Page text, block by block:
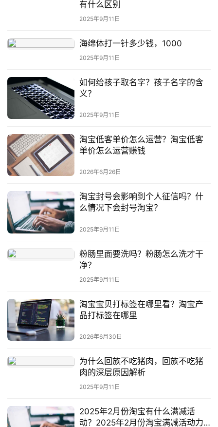
有什么区别
2025年9月11日
海绵体打一针多少钱，1000
2025年9月11日
如何给孩子取名字？孩子名字的含
义？
2025年9月11日
淘宝低客单价怎么运营？淘宝低客
单价怎么运营赚钱
2026年6月26日
淘宝封号会影响到个人征信吗？什
么情况下会封号淘宝？
2025年9月11日
粉肠里面要洗吗？粉肠怎么洗才干
净？
2025年9月11日
淘宝宝贝打标签在哪里看？淘宝产
品打标签在哪里
2026年6月30日
为什么回族不吃猪肉，回族不吃猪
肉的深层原因解析
2025年9月11日
2025年2月份淘宝有什么满减活
动？2025年2月份淘宝满减活动力